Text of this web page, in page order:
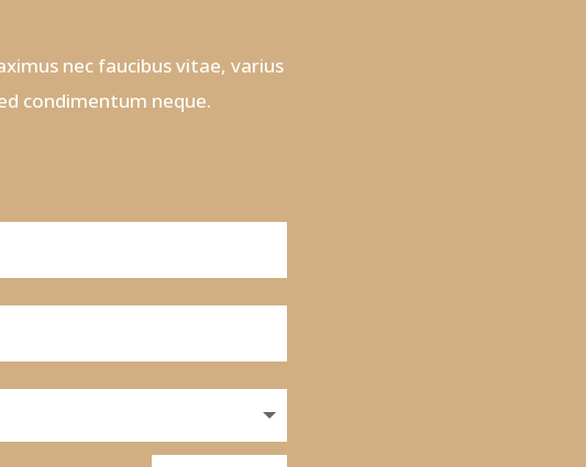
nec faucibus vitae, varius
condimentum neque.